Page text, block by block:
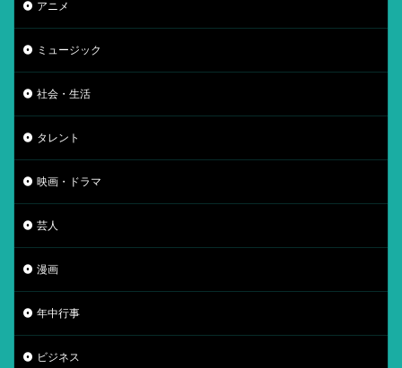
アニメ
ミュージック
社会・生活
タレント
映画・ドラマ
芸人
漫画
年中行事
ビジネス